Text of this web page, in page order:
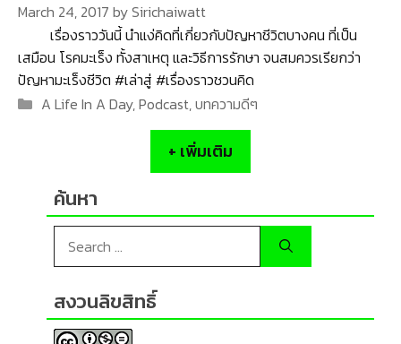
March 24, 2017 bySirichaiwatt
เรื่องราววันนี้ นำแง่คิดที่เกี่ยวกับปัญหาชีวิตบางคน ที่เป็น
เสมือน โรคมะเร็ง ทั้งสาเหตุ และวิธีการรักษา จนสมควรเรียกว่า
ปัญหามะเร็งชีวิต #เล่าสู่ #เรื่องราวชวนคิด
Categories
A Life In A Day,Podcast,บทความดีๆ
+ เพิ่มเติม
ค้นหา
for:
สงวนลิขสิทธิ์